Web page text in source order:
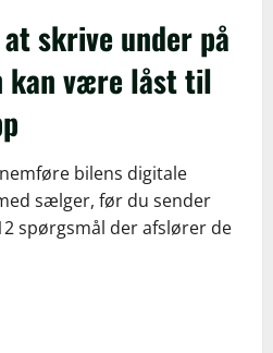
skrive under på
kan være låst til
bilens digitale
sælger, før du sender
spørgsmål der afslører de